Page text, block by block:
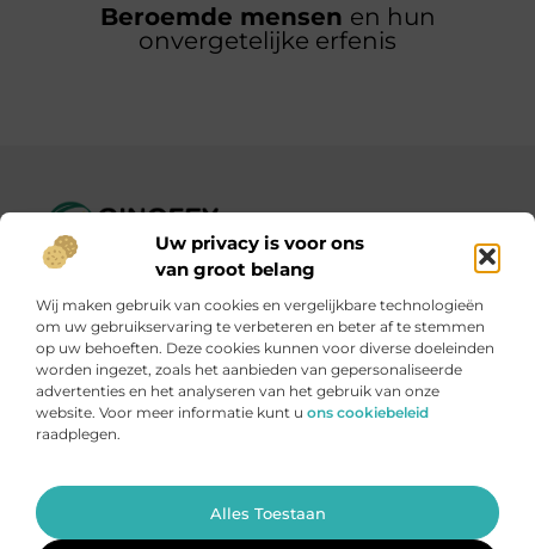
Uw privacy is voor ons
van groot belang
Wij maken gebruik van cookies en vergelijkbare technologieën
om uw gebruikservaring te verbeteren en beter af te stemmen
op uw behoeften. Deze cookies kunnen voor diverse doeleinden
worden ingezet, zoals het aanbieden van gepersonaliseerde
advertenties en het analyseren van het gebruik van onze
website. Voor meer informatie kunt u ons cookiebeleid
raadplegen.
Alles Toestaan Ga Naar
Beroemde mensen en hun
onvergetelijke erfenis
Ginofey.nl – Van alledaags tot bijzonder, altijd iets te lezen!
Wij verzamelen blogs en artikelen over een grote
verscheidenheid aan onderwerpen, die alles uit het dagelijks
leven bestrijken.
Onze informatie
Cookiebeleid (EU)